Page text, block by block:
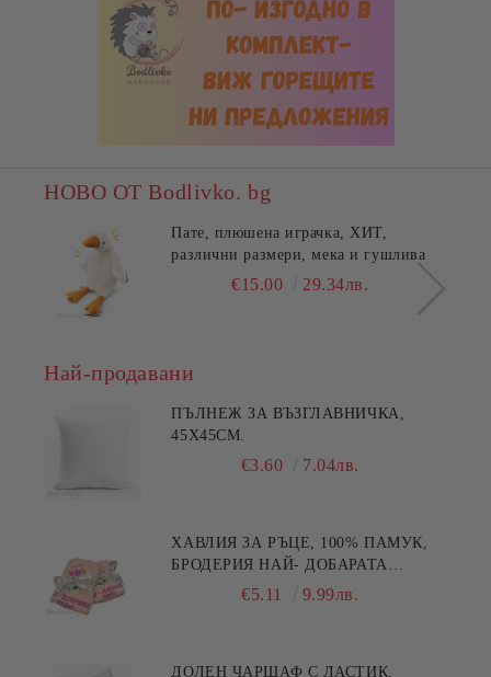
НОВО ОТ Bodlivko. bg
Пате, плюшена играчка, ХИТ,
различни размери, мека и гушлива
€15.00 29.34лв.
Най-продавани
ПЪЛНЕЖ ЗА ВЪЗГЛАВНИЧКА,
45X45СМ.
€3.60 7.04лв.
ХАВЛИЯ ЗА РЪЦЕ, 100% ПАМУК,
БРОДЕРИЯ НАЙ- ДОБАРАТА
МАЙКА/БАБА , РАЗМЕР:
€5.11 9.99лв.
ДОЛЕН ЧАРШАФ С ЛАСТИК,